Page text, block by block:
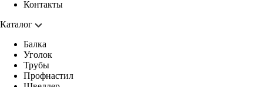
Контакты
Каталог
Балка
Уголок
Трубы
Профнастил